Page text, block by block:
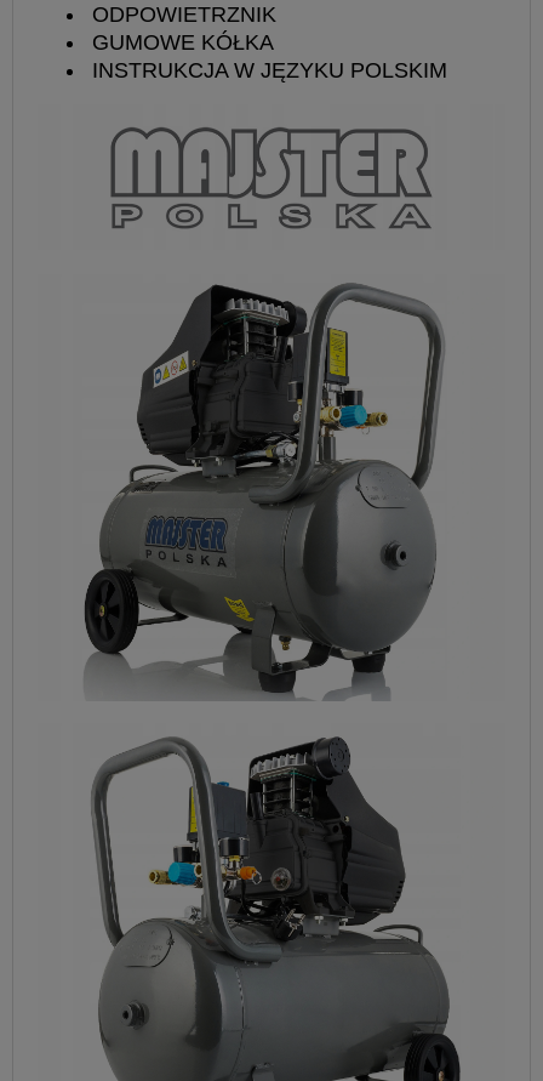
ODPOWIETRZNIK
GUMOWE KÓŁKA
INSTRUKCJA W JĘZYKU POLSKIM